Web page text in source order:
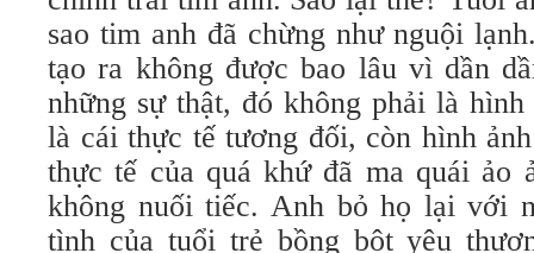
sao tim anh đã chừng như nguội
tạo ra không được bao lâu vì dần
những sự thật, đó không phải là
là cái thực tế tương đối, còn hình
thực tế của quá khứ đã ma quái ảo
không nuối tiếc. Anh bỏ họ lại với
tình của tuổi trẻ bồng bột yêu